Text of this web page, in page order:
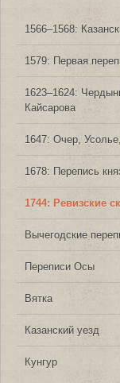
1566‒1568:
1579: Первая
1623‒1624:
Кайсарова
1647: Очер,
1678: Перепись
1744: Ревизские
Вычегодские
Переписи Осы
Вятка
Казанский уезд
Кунгур